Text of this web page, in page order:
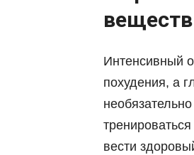
Интенсивный
похудения, а
вести